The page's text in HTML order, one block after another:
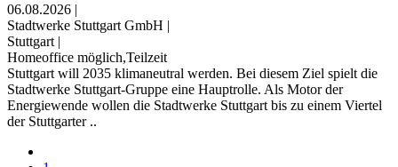
06.08.2026 |
Stadtwerke Stuttgart GmbH |
Stuttgart |
Homeoffice möglich,Teilzeit
Stuttgart will 2035 klimaneutral werden. Bei diesem Ziel spielt die
Stadtwerke Stuttgart-Gruppe eine Hauptrolle. Als Motor der
Energiewende wollen die Stadtwerke Stuttgart bis zu einem Viertel
der Stuttgarter ..